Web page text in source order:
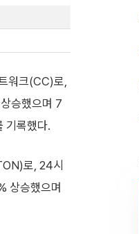
워크(CC)로,
승했으며 7
기록했다.
로, 24시
상승했으며